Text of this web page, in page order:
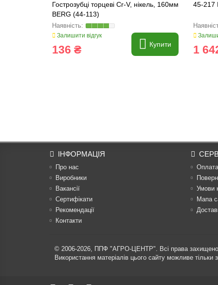
Гострозубці торцеві Cr-V, нікель, 160мм
BERG (44-113)
Залишити відгук
136 ₴ Купити
45-217
1
ІНФОРМАЦІЯ
Про нас
Виробники
Вакансії
Сертифікати
Рекомендації
Контакти
Оплата
Умови
Мапа
© 2006-2026, ППФ "АГРО-ЦЕНТР". Всі права
Використання матеріалів цього сайту можливе